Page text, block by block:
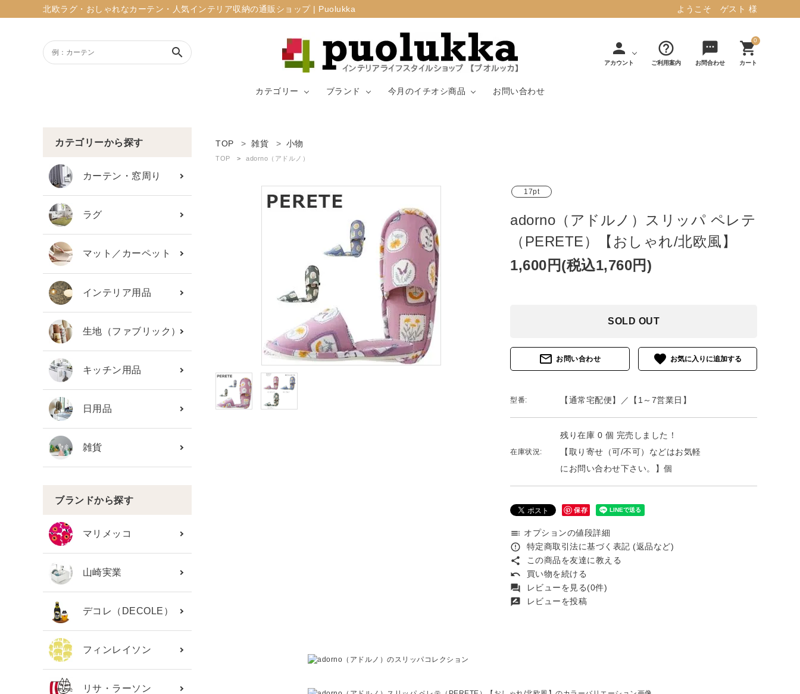
北欧ラグ・おしゃれなカーテン・人気インテリア収納の通販ショップ | Puolukka ようこそ ゲスト 様
search person
アカウント
help_outline
ご利用案内
sms
お問合わせ
0
shopping_cart
カート
カテゴリー
り
生地（ファブリ
ック）
ブランド
リサ・ラーソ
ジョセフ・ジ
今月のイチオシ商品
10,728円(税込11,801円)
詳しく見る
お問い合わせ
ようこそ ゲスト 様
ログイン person 新規会員登録
カテゴリーから探す
ブランド
ガイドライン
カテゴリーから探す
カーテン・窓周り
ラグ
マット／カーペット
インテリア用品
生地（ファブリック）
キッチン用品
日用品
雑貨
ブランドから探す
マリメッコ
山崎実業
デコレ（DECOLE）
フィンレイソン
リサ・ラーソン
TOP 雑貨 小物
TOP adorno（アドルノ）
17pt
adorno（アドルノ）スリッパ ペレテ
（PERETE）【おしゃれ/北欧風】
1,600円(税込1,760円)
SOLD OUT
mail_outline お問い合わせ favorite
型番: 【通常宅配便】／【1～7営業日】
在庫状況:
残り在庫 0 個 完売しました！
【取り寄せ（可/不可）などはお気軽
にお問い合わせ下さい。】個
保存
toc オプションの値段詳細
error_outline 特定商取引法に基づく表記 (返品など)
share この商品を友達に教える
undo 買い物を続ける
forum レビューを見る(0件)
rate_review レビューを投稿